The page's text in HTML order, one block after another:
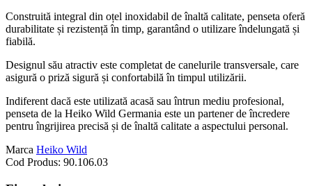
Construită integral din oțel inoxidabil de înaltă calitate, penseta oferă
durabilitate și rezistență în timp, garantând o utilizare îndelungată și
fiabilă.
Designul său atractiv este completat de canelurile transversale, care
asigură o priză sigură și confortabilă în timpul utilizării.
Indiferent dacă este utilizată acasă sau întrun mediu profesional,
penseta de la Heiko Wild Germania este un partener de încredere
pentru îngrijirea precisă și de înaltă calitate a aspectului personal.
Marca Heiko Wild
Cod Produs: 90.106.03